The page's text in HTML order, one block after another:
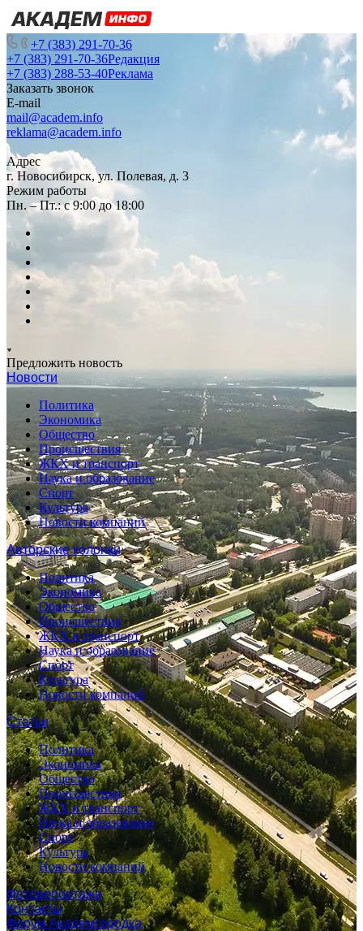
+7 (383) 291-70-36
+7 (383) 291-70-36Редакция
+7 (383) 288-53-40Реклама
Заказать звонок
E-mail
mail@academ.info
reklama@academ.info
Адрес
г. Новосибирск, ул. Полевая, д. 3
Режим работы
Пн. – Пт.: с 9:00 до 18:00
Предложить новость
Новости
Политика
Экономика
Общество
Происшествия
ЖКХ и транспорт
Наука и образование
Спорт
Культура
Новости компаний
Авторские колонки
Политика
Экономика
Общество
Происшествия
ЖКХ и транспорт
Наука и образование
Спорт
Культура
Новости компаний
Статьи
Политика
Экономика
Общество
Происшествия
ЖКХ и транспорт
Наука и образование
Спорт
Культура
Новости компаний
Фоторепортажи
Контакты
Форум Академгородка